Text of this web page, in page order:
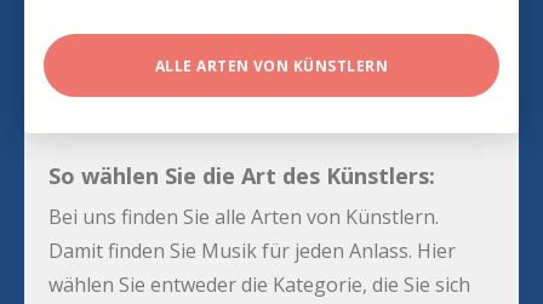
ALLE ARTEN VON KÜNSTLERN
So wählen Sie die Art des Künstlers:
Bei uns finden Sie alle Arten von Künstlern.
Damit finden Sie Musik für jeden Anlass. Hier
wählen Sie entweder die Kategorie, die Sie sich